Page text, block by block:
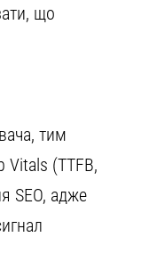
що
тим
Vitals (TTFB,
SEO, адже